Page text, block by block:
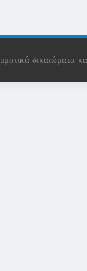
δικαιώματα